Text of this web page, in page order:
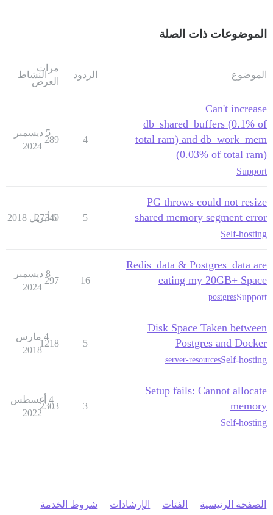
الموضوعات ذات الصلة
الموضوع الردود
مرات
العرض
النشاط
Can't increase
db_shared_buffers (0.1% of
total ram) and db_work_mem
(0.03% of total ram)
Support
4
289
5 ديسمبر
2024
PG throws could not resize
shared memory segment error
Self-hosting
5
27349
6 أبريل 2018
Redis_data & Postgres_data are
eating my 20GB+ Space
Support
postgres
16
297
8 ديسمبر
2024
Disk Space Taken between
Postgres and Docker
Self-hosting
server-resources
5
1218
4 مارس
2018
Setup fails: Cannot allocate
memory
Self-hosting
3
2303
4 أغسطس
2022
الصفحة الرئيسية الفئات الإرشادات شروط الخدمة